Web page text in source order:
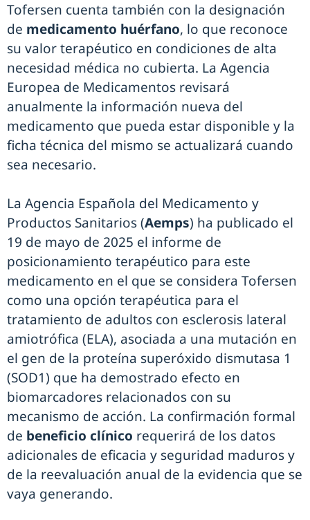
Tofersen cuenta también con la designación
de medicamento huérfano, lo que reconoce
su valor terapéutico en condiciones de alta
necesidad médica no cubierta. La Agencia
Europea de Medicamentos revisará
anualmente la información nueva del
medicamento que pueda estar disponible y la
ficha técnica del mismo se actualizará cuando
sea necesario.
La Agencia Española del Medicamento y
Productos Sanitarios (Aemps) ha publicado el
19 de mayo de 2025 el informe de
posicionamiento terapéutico para este
medicamento en el que se considera Tofersen
como una opción terapéutica para el
tratamiento de adultos con esclerosis lateral
amiotrófica (ELA), asociada a una mutación en
el gen de la proteína superóxido dismutasa 1
(SOD1) que ha demostrado efecto en
biomarcadores relacionados con su
mecanismo de acción. La confirmación formal
de beneficio clínico requerirá de los datos
adicionales de eficacia y seguridad maduros y
de la reevaluación anual de la evidencia que se
vaya generando.